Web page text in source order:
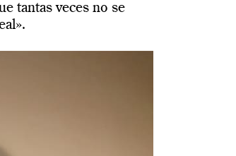
tantas veces no se